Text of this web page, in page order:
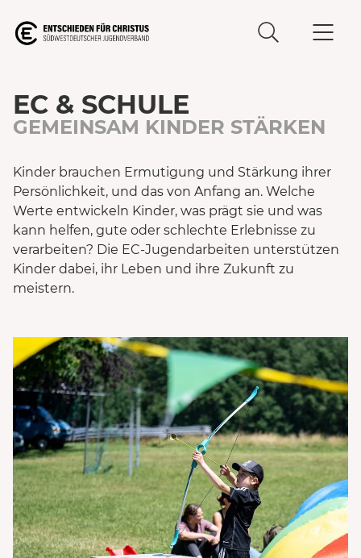
EC & SCHULE
GEMEINSAM KINDER STÄRKEN
Kinder brauchen Ermutigung und Stärkung ihrer
Persönlichkeit, und das von Anfang an. Welche
Werte entwickeln Kinder, was prägt sie und was
kann helfen, gute oder schlechte Erlebnisse zu
verarbeiten? Die EC-Jugendarbeiten unterstützen
Kinder dabei, ihr Leben und ihre Zukunft zu
meistern.